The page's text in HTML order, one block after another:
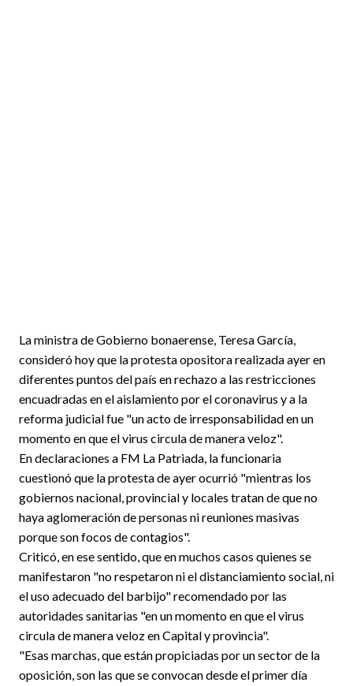
La ministra de Gobierno bonaerense, Teresa García,
consideró hoy que la protesta opositora realizada ayer en
diferentes puntos del país en rechazo a las restricciones
encuadradas en el aislamiento por el coronavirus y a la
reforma judicial fue "un acto de irresponsabilidad en un
momento en que el virus circula de manera veloz".
En declaraciones a FM La Patriada, la funcionaria
cuestionó que la protesta de ayer ocurrió "mientras los
gobiernos nacional, provincial y locales tratan de que no
haya aglomeración de personas ni reuniones masivas
porque son focos de contagios".
Criticó, en ese sentido, que en muchos casos quienes se
manifestaron "no respetaron ni el distanciamiento social, ni
el uso adecuado del barbijo" recomendado por las
autoridades sanitarias "en un momento en que el virus
circula de manera veloz en Capital y provincia".
"Esas marchas, que están propiciadas por un sector de la
oposición, son las que se convocan desde el primer día